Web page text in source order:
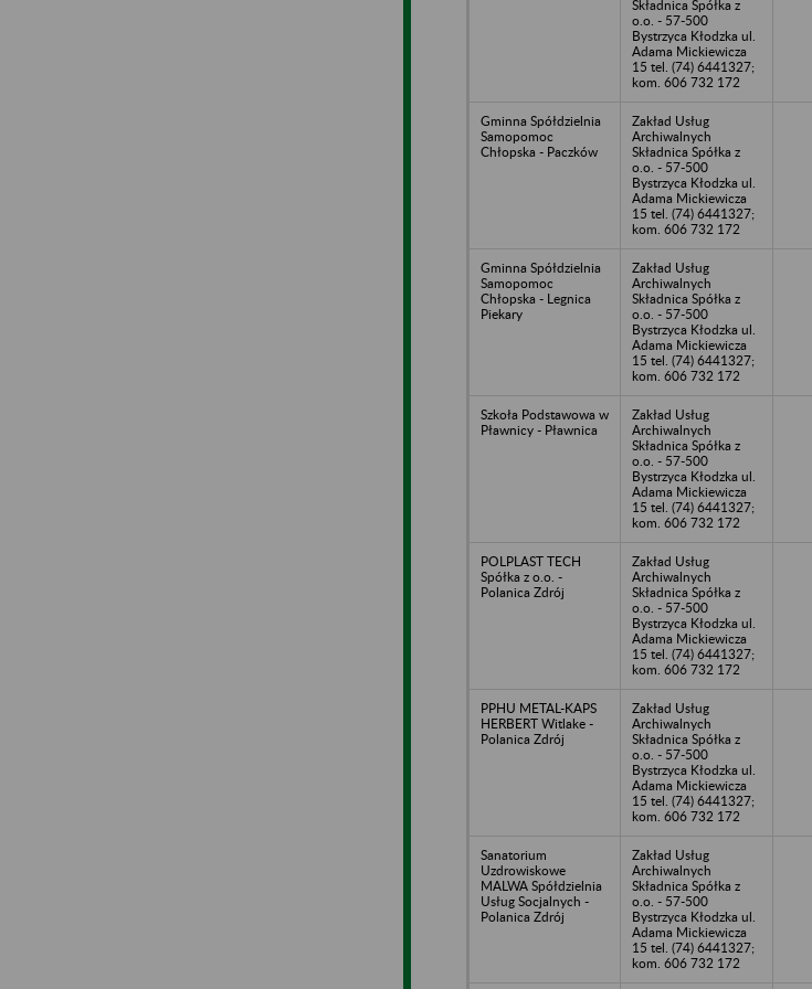
Składnica Spółka z
o.o. - 57-500
Bystrzyca Kłodzka ul.
Adama Mickiewicza
15 tel. (74) 6441327;
kom. 606 732 172
Gminna Spółdzielnia
Samopomoc
Chłopska - Paczków
Zakład Usług
Archiwalnych
Składnica Spółka z
o.o. - 57-500
Bystrzyca Kłodzka ul.
Adama Mickiewicza
15 tel. (74) 6441327;
kom. 606 732 172
Gminna Spółdzielnia
Samopomoc
Chłopska - Legnica
Piekary
Zakład Usług
Archiwalnych
Składnica Spółka z
o.o. - 57-500
Bystrzyca Kłodzka ul.
Adama Mickiewicza
15 tel. (74) 6441327;
kom. 606 732 172
Szkoła Podstawowa w
Pławnicy - Pławnica
Zakład Usług
Archiwalnych
Składnica Spółka z
o.o. - 57-500
Bystrzyca Kłodzka ul.
Adama Mickiewicza
15 tel. (74) 6441327;
kom. 606 732 172
POLPLAST TECH
Spółka z o.o. -
Polanica Zdrój
Zakład Usług
Archiwalnych
Składnica Spółka z
o.o. - 57-500
Bystrzyca Kłodzka ul.
Adama Mickiewicza
15 tel. (74) 6441327;
kom. 606 732 172
PPHU METAL-KAPS
HERBERT Witlake -
Polanica Zdrój
Zakład Usług
Archiwalnych
Składnica Spółka z
o.o. - 57-500
Bystrzyca Kłodzka ul.
Adama Mickiewicza
15 tel. (74) 6441327;
kom. 606 732 172
Sanatorium
Uzdrowiskowe
MALWA Spółdzielnia
Usług Socjalnych -
Polanica Zdrój
Zakład Usług
Archiwalnych
Składnica Spółka z
o.o. - 57-500
Bystrzyca Kłodzka ul.
Adama Mickiewicza
15 tel. (74) 6441327;
kom. 606 732 172